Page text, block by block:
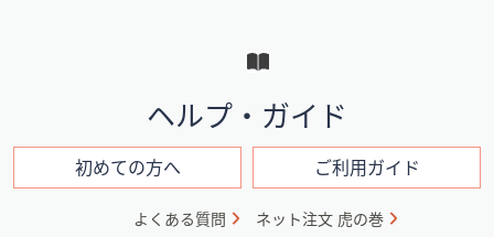
ン
ヘルプ・ガイド
初めての方へ ご利用ガイド
よくある質問 ネット注文 虎の巻